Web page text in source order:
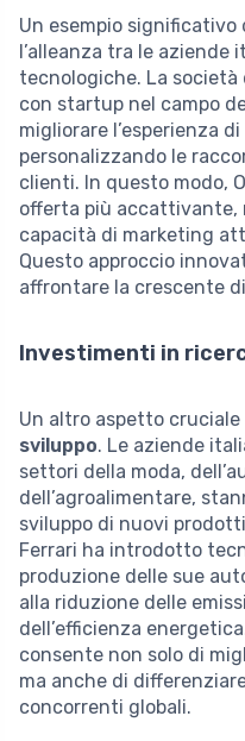
Un esempio
l’alleanza tra le aziende
tecnologiche. La società
con startup nel campo
migliorare l’esperienza
personalizzando le
clienti. In questo modo,
offerta più accattivante,
capacità di marketing
Questo approccio
affrontare la crescente
Investimenti in
Un altro aspetto cruciale
sviluppo. Le aziende
settori della moda,
dell’agroalimentare,
sviluppo di nuovi
Ferrari ha introdotto
produzione delle sue
alla riduzione delle
dell’efficienza
consente non solo di
ma anche di
concorrenti globali.